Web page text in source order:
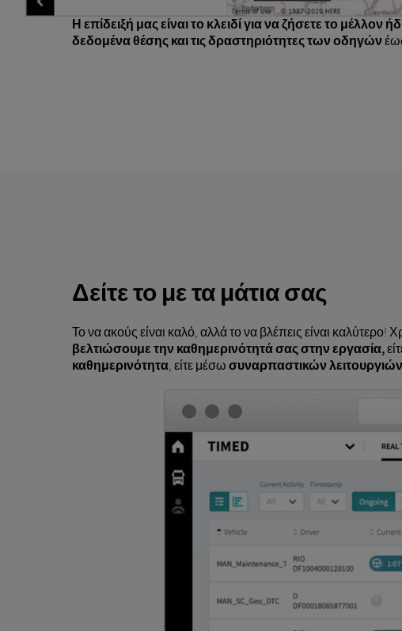
Η επίδειξή μας είναι το κλειδί για να ζήσετε το μέλλον
δεδομένα θέσης καιτις δραστηριότητες των οδηγών
Δείτε το με τα μάτια σας
Το να ακούς είναι καλό, αλλά το να βλέπεις είναι
βελτιώσουμε την καθημερινότητά σας στην εργασία,
καθημερινότητα, είτε μέσω συναρπαστικών